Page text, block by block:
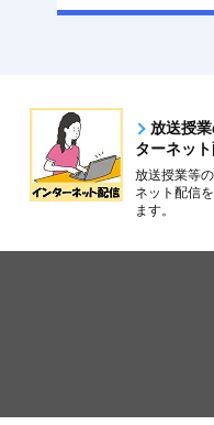
放送授
ターネッ
放送授業等
ネット配信
ます。